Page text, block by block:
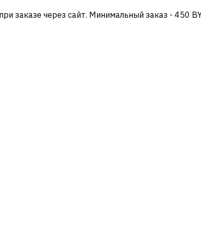
заказе через сайт. Минимальный заказ - 450